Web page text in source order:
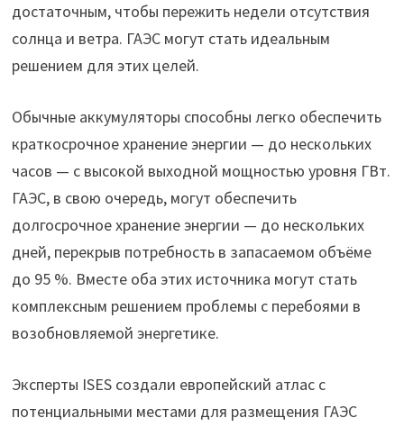
достаточным, чтобы пережить недели отсутствия
солнца и ветра. ГАЭС могут стать идеальным
решением для этих целей.
Обычные аккумуляторы способны легко обеспечить
краткосрочное хранение энергии — до нескольких
часов — с высокой выходной мощностью уровня ГВт.
ГАЭС, в свою очередь, могут обеспечить
долгосрочное хранение энергии — до нескольких
дней, перекрыв потребность в запасаемом объёме
до 95 %. Вместе оба этих источника могут стать
комплексным решением проблемы с перебоями в
возобновляемой энергетике.
Эксперты ISES создали европейский атлас с
потенциальными местами для размещения ГАЭС